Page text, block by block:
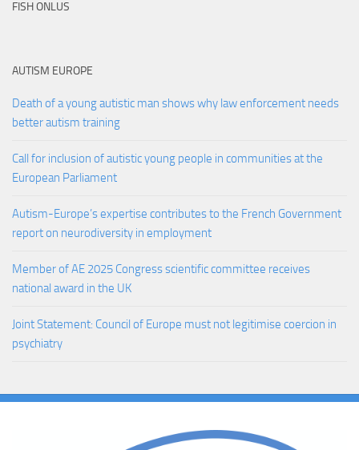
FISH ONLUS
AUTISM EUROPE
Death of a young autistic man shows why law enforcement needs
better autism training
Call for inclusion of autistic young people in communities at the
European Parliament
Autism-Europe’s expertise contributes to the French Government
report on neurodiversity in employment
Member of AE 2025 Congress scientific committee receives
national award in the UK
Joint Statement: Council of Europe must not legitimise coercion in
psychiatry